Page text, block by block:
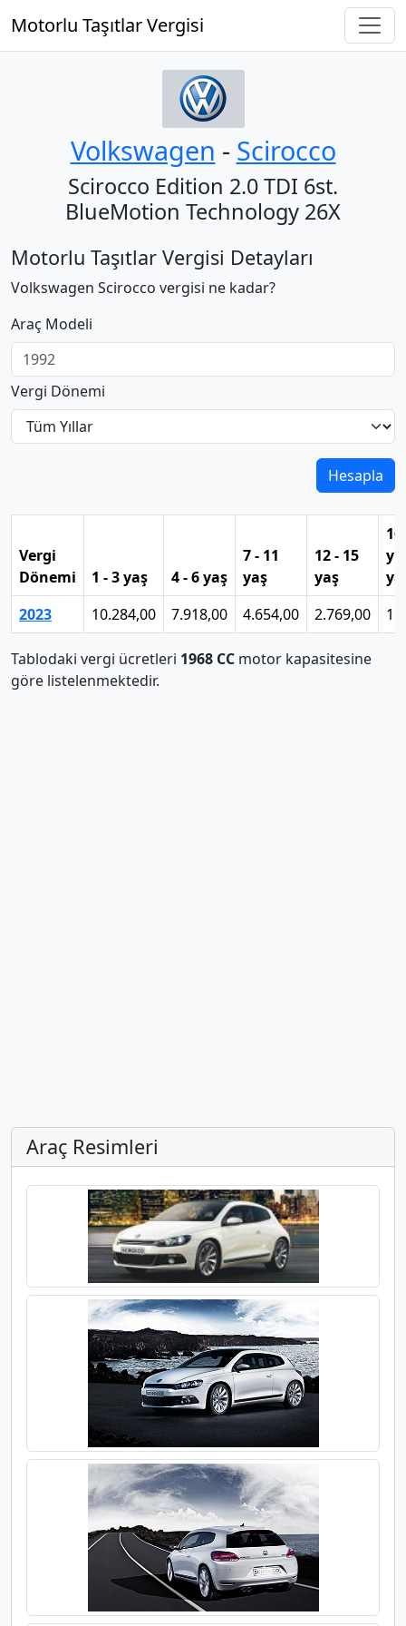
Motorlu Taşıtlar Vergisi
Volkswagen ‐ Scirocco
Scirocco Edition 2.0 TDI 6st.
BlueMotion Technology 26X
Motorlu Taşıtlar Vergisi Detayları
Volkswagen Scirocco vergisi ne kadar?
Araç Modeli
Vergi Dönemi
Hesapla
Vergi
Dönemi
1 - 3 yaş 4 - 6 yaş
7 - 11
yaş
12 - 15
yaş
2023
10.284,00 7.918,00 4.654,00 2.769,00
Tablodaki vergi ücretleri 1968 CC motor kapasitesine
göre listelenmektedir.
Araç Resimleri